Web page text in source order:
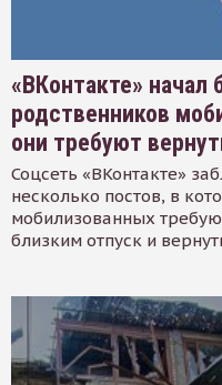
«ВКонтакте» начал
родственников
они требуют
Соцсеть «ВКонтакте»
несколько постов, в
мобилизованных
близким отпуск и